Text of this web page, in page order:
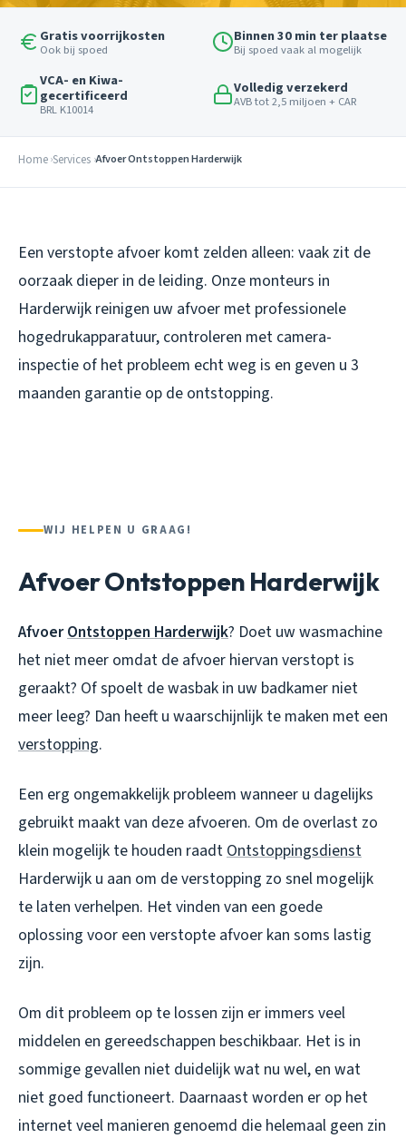
Gratis voorrijkosten
Ook bij spoed
Binnen 30 min ter plaatse
Bij spoed vaak al mogelijk
VCA- en Kiwa-
gecertificeerd
BRL K10014
Volledig verzekerd
AVB tot 2,5 miljoen + CAR
Home Services Afvoer Ontstoppen Harderwijk
Een verstopte afvoer komt zelden alleen: vaak zit de
oorzaak dieper in de leiding. Onze monteurs in
Harderwijk reinigen uw afvoer met professionele
hogedrukapparatuur, controleren met camera-
inspectie of het probleem echt weg is en geven u 3
maanden garantie op de ontstopping.
WIJ HELPEN U GRAAG!
Afvoer Ontstoppen Harderwijk
AfvoerOntstoppen Harderwijk? Doet uw wasmachine
het niet meer omdat de afvoer hiervan verstopt is
geraakt? Of spoelt de wasbak in uw badkamer niet
meer leeg? Dan heeft u waarschijnlijk te maken met een
verstopping.
Een erg ongemakkelijk probleem wanneer u dagelijks
gebruikt maakt van deze afvoeren. Om de overlast zo
klein mogelijk te houden raadt Ontstoppingsdienst
Harderwijk u aan om de verstopping zo snel mogelijk
te laten verhelpen. Het vinden van een goede
oplossing voor een verstopte afvoer kan soms lastig
zijn.
Om dit probleem op te lossen zijn er immers veel
middelen en gereedschappen beschikbaar. Het is in
sommige gevallen niet duidelijk wat nu wel, en wat
niet goed functioneert. Daarnaast worden er op het
internet veel manieren genoemd die helemaal geen zin